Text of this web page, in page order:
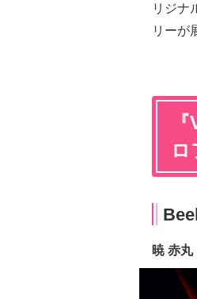
リジナ
リーが
ロ
暁 赤丸